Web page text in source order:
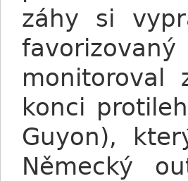
záhy si
monitoroval
konci
Guyon),
Německý